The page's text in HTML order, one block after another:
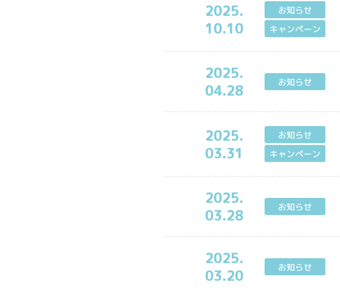
2025.
10.10
お知らせ
キャンペーン
2025.
04.28
お知らせ
2025.
03.31
お知らせ
キャンペーン
2025.
03.28
お知らせ
2025.
03.20
お知らせ